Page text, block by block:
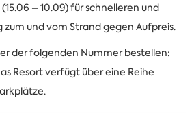
– 10.09) für schnelleren und
und vom Strand gegen Aufpreis.
der folgenden Nummer bestellen:
Resort verfügt über eine Reihe